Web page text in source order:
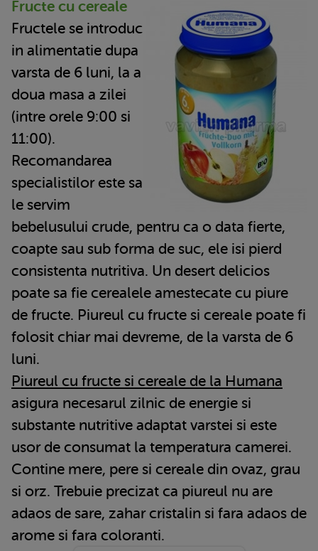
Fructe cu cereale
Fructele se introduc
in alimentatie dupa
varsta de 6 luni, la a
doua masa a zilei
(intre orele 9:00 si
11:00).
Recomandarea
specialistilor este sa
le servim
bebelusului crude, pentru ca o data fierte,
coapte sau sub forma de suc, ele isi pierd
consistenta nutritiva. Un desert delicios
poate sa fie cerealele amestecate cu piure
de fructe. Piureul cu fructe si cereale poate fi
folosit chiar mai devreme, de la varsta de 6
luni.
Piureul cu fructe si cereale de la Humana
asigura necesarul zilnic de energie si
substante nutritive adaptat varstei si este
usor de consumat la temperatura camerei.
Contine mere, pere si cereale din ovaz, grau
si orz. Trebuie precizat ca piureul nu are
adaos de sare, zahar cristalin si fara adaos de
arome si fara coloranti.